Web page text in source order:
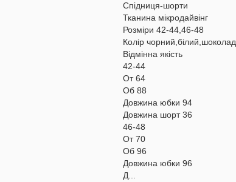
Спідниця-шорти
Тканина мікродайвінг
Розміри 42-44,46-48
Колір чорний,білий,шоколад
Відмінна якість
42-44
От 64
Об 88
Довжина юбки 94
Довжина шорт 36
46-48
От 70
Об 96
Довжина юбки 96
Д...